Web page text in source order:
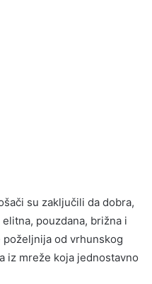
su zaključili da dobra,
pouzdana, brižna i
od vrhunskog
iz mreže koja jednostavno